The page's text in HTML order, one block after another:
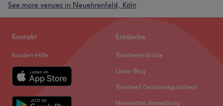
See more venues in Neuehrenfeld, Köln
Kontakt
Kunden-Hilfe
Entdecke
Treatment Guide
Unser Blog
Treatwell Geschenkgutschein
Newsletter Anmeldung